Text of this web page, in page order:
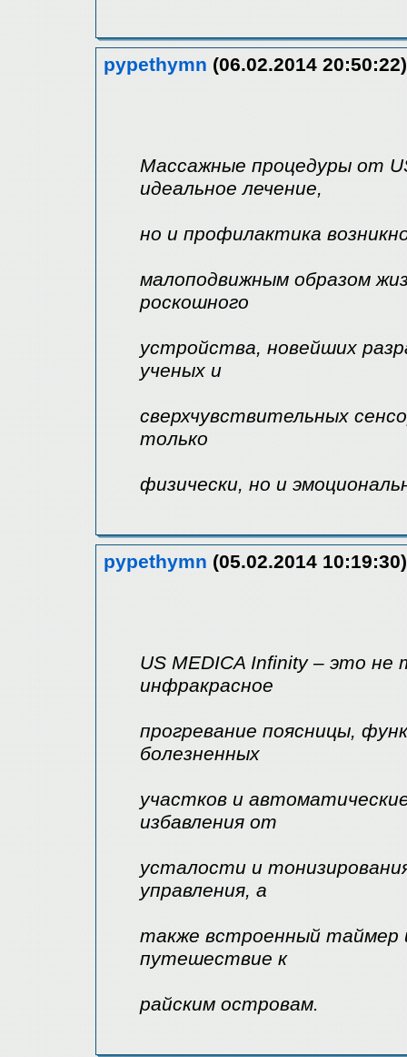
pypethymn (06.02.2014 20:50:22)
Массажные процедуры от
идеальное лечение,
но и профилактика
малоподвижным образом
роскошного
устройства, новейших
ученых и
сверхчувствительных
только
физически, но и
pypethymn (05.02.2014 10:19:30)
US MEDICA Infinity – это
инфракрасное
прогревание поясницы,
болезненных
участков и
избавления от
усталости и
управления, а
также встроенный таймер
путешествие к
райским островам.